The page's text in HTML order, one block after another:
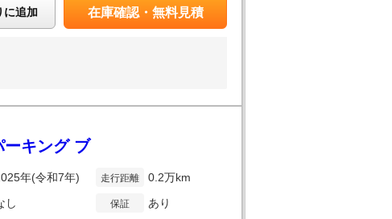
に追加 在庫確認・無料見積
ーキング ブ
年(令和7年)
し
走行距離 0.2万km
保証 あり